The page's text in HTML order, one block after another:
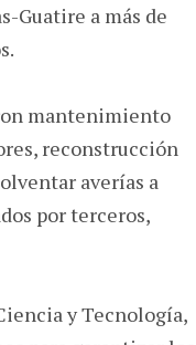
Guatire a más de
mantenimiento
reconstrucción
averías a
por terceros,
y Tecnología,